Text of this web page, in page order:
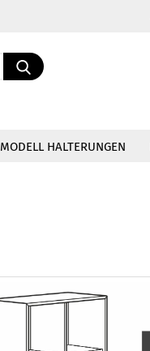
MODELL HALTERUNGEN